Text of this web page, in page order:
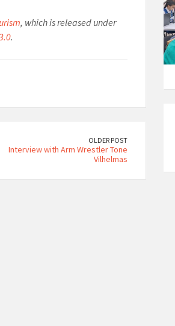
, which is released under
.
OLDER POST
Interview with Arm Wrestler Tone
Vilhelmas